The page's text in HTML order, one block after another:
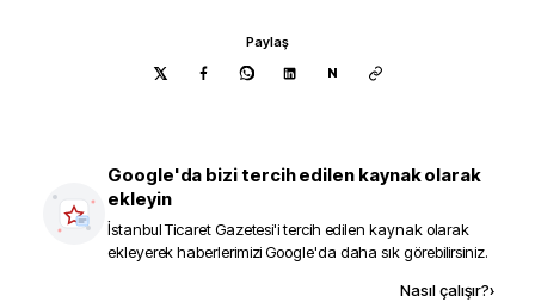
Paylaş
N
Google'da bizi tercih edilen kaynak olarak
ekleyin
İstanbul Ticaret Gazetesi'i tercih edilen kaynak olarak
ekleyerek haberlerimizi Google'da daha sık görebilirsiniz.
Nasıl çalışır?›